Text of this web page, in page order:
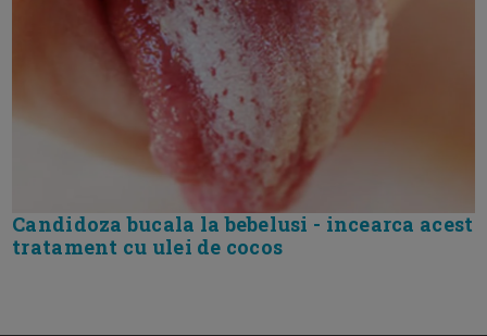
Candidoza bucala la bebelusi - incearca acest
tratament cu ulei de cocos